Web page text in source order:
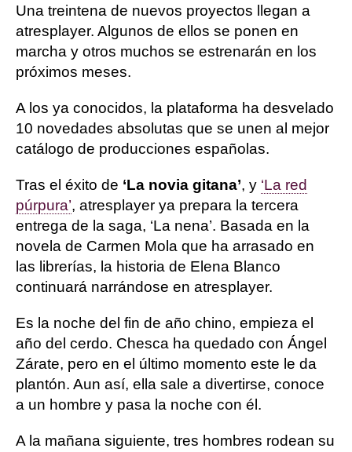
Una treintena de nuevos proyectos llegan a
atresplayer. Algunos de ellos se ponen en
marcha y otros muchos se estrenarán en los
próximos meses.
A los ya conocidos, la plataforma ha desvelado
10 novedades absolutas que se unen al mejor
catálogo de producciones españolas.
Tras el éxito de ‘La novia gitana’, y ‘La red
púrpura’, atresplayer ya prepara la tercera
entrega de la saga, ‘La nena’. Basada en la
novela de Carmen Mola que ha arrasado en
las librerías, la historia de Elena Blanco
continuará narrándose en atresplayer.
Es la noche del fin de año chino, empieza el
año del cerdo. Chesca ha quedado con Ángel
Zárate, pero en el último momento este le da
plantón. Aun así, ella sale a divertirse, conoce
a un hombre y pasa la noche con él.
A la mañana siguiente, tres hombres rodean su